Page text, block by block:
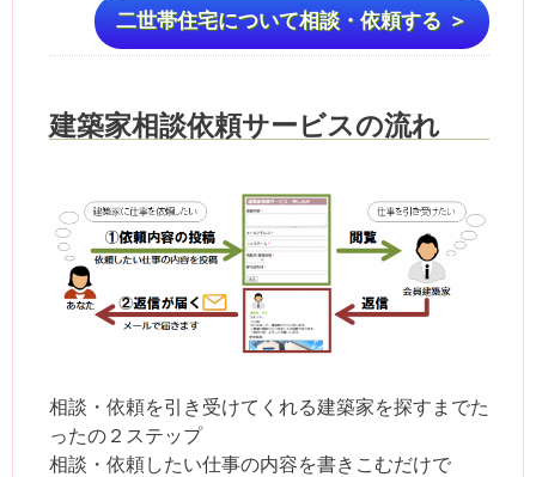
二世帯住宅について相談・依頼する ＞
建築家相談依頼サービスの流れ
相談・依頼を引き受けてくれる建築家を探すまでた
ったの２ステップ
相談・依頼したい仕事の内容を書きこむだけで